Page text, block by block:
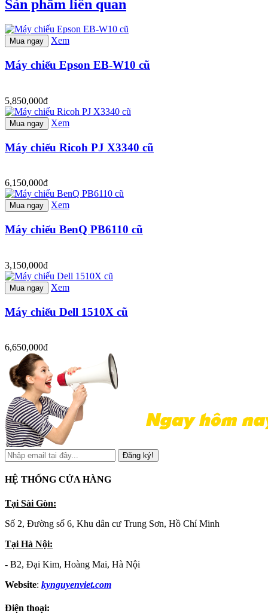
Sản phẩm liên quan
Mua ngay Xem
Máy chiếu Epson EB-W10 cũ
5,850,000đ
Mua ngay Xem
Máy chiếu Ricoh PJ X3340 cũ
6,150,000đ
Mua ngay Xem
Máy chiếu BenQ PB6110 cũ
3,150,000đ
Mua ngay Xem
Máy chiếu Dell 1510X cũ
6,650,000đ
Đăng ký!
HỆ THỐNG CỬA HÀNG
Tại Sài Gòn:
Số 2, Đường số 6, Khu dân cư Trung Sơn, Hồ Chí Minh
Tại Hà Nội:
- B2, Đại Kim, Hoàng Mai, Hà Nội
Website: kynguyenviet.com
Điện thoại: